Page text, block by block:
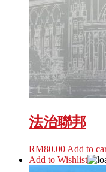
法治聯邦
RM80.00 Add to
Add to Wishlist